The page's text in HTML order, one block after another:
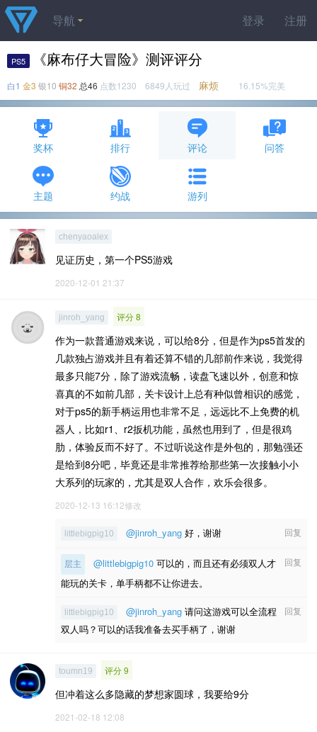
登录 注册
导航
PS5 《麻布仔大冒险》测评评分
白1 金3 银10 铜32 总46 点数1230 6849人玩过 麻烦 16.15%完美
奖杯 排行 评论 问答
主题 约战 游列
chenyaoalex
见证历史，第一个PS5游戏
2020-12-01 21:37
jinroh_yang 评分 8
作为一款普通游戏来说，可以给8分，但是作为ps5首发的
几款独占游戏并且有着还算不错的几部前作来说，我觉得
最多只能7分，除了游戏流畅，读盘飞速以外，创意和惊
喜真的不如前几部，关卡设计上总有种似曾相识的感觉，
对于ps5的新手柄运用也非常不足，远远比不上免费的机
器人，比如r1、r2扳机功能，虽然也用到了，但是很鸡
肋，体验反而不好了。不过听说这作是外包的，那勉强还
是给到8分吧，毕竟还是非常推荐给那些第一次接触小小
大系列的玩家的，尤其是双人合作，欢乐会很多。
2020-12-13 16:12修改
回复
littlebigpig10 @jinroh_yang 好，谢谢
回复
层主 @littlebigpig10 可以的，而且还有必须双人才
能玩的关卡，单手柄都不让你进去。
回复
littlebigpig10 @jinroh_yang 请问这游戏可以全流程
双人吗？可以的话我准备去买手柄了，谢谢
toumn19 评分 9
但冲着这么多隐藏的梦想家圆球，我要给9分
2021-02-18 12:08